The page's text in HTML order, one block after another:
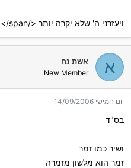
ויעזרני ה' שלא יקרה יותר </span></span>
א אשת נח
New Member
יום חמישי 14/09/2006
בס"ד
ושיר כמו זמר
זמר הוא מלשון מזמרה